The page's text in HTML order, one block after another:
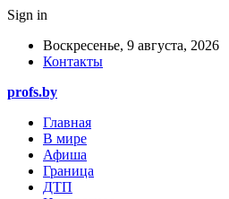
Sign in
Воскресенье, 9 августа, 2026
Контакты
profs.by
Главная
В мире
Афиша
Граница
ДТП